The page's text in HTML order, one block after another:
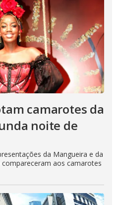
camarotes da
noite de
da Mangueira e da
aos camarotes